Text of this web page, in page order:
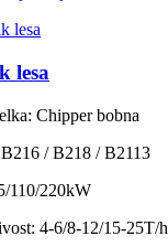
lesa
Chipper bobna
/ B218 / B2113
110/220kW
4-6/8-12/15-25T/h